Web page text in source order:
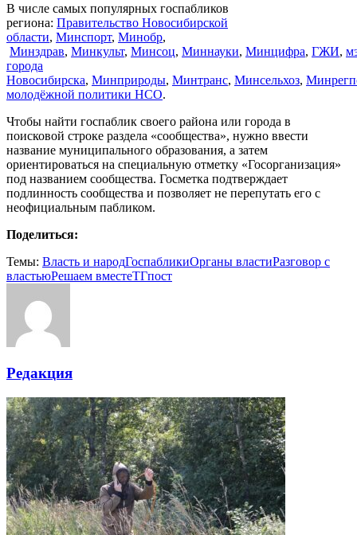
В числе самых популярных госпабликов
региона: Правительство Новосибирской
области, Минспорт, Минобр,
Минздрав, Минкульт, Минсоц, Миннауки, Минцифра, ГЖИ,
города
Новосибирска, Минприроды, Минтранс, Минсельхоз,
молодёжной политики НСО.
Чтобы найти госпаблик своего района или города в
поисковой строке раздела «сообщества», нужно ввести
название муниципального образования, а затем
ориентироваться на специальную отметку «Госорганизация»
под названием сообщества. Госметка подтверждает
подлинность сообщества и позволяет не перепутать его с
неофициальным пабликом.
Поделиться:
Темы: Власть и народГоспабликиОрганы властиРазговор с
властьюРешаем вместеТГпост
Редакция